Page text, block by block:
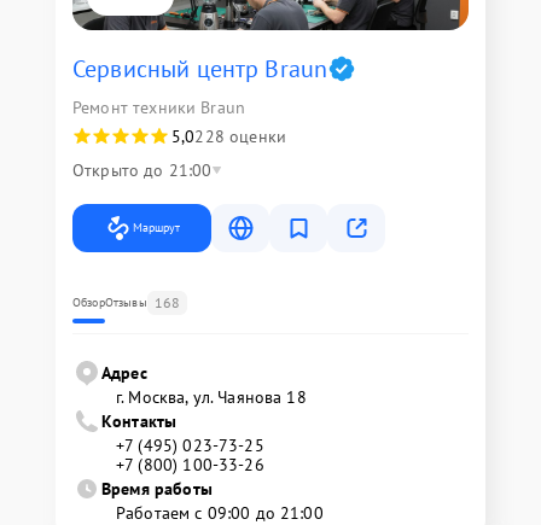
Сервисный центр Braun
Ремонт техники Braun
5,0228 оценки
Открыто до 21:00
Маршрут
ОбзорОтзывы 168
Адрес
г. Москва, ул. Чаянова 18
Контакты
+7 (495) 023-73-25
+7 (800) 100-33-26
Время работы
Работаем с 09:00 до 21:00